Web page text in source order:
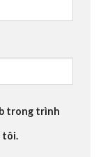
trong trình
tôi.